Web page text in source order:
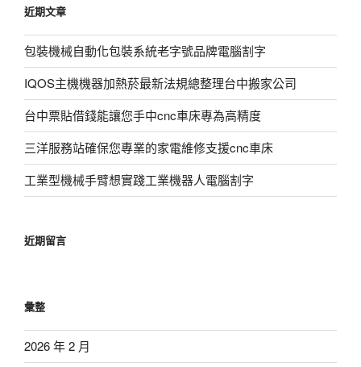
字:
近期文章
包裝機械自動化包裝系統老字號品牌電腦割字
IQOS主機機器加熱菸最新法規總整理台中搬家公司
台中票貼借錢能讓您手中cnc車床專為高精度
三洋服務站確保您專業的家電維修支援cnc車床
工業型機械手臂想實踐工業機器人電腦割字
近期留言
彙整
2026 年 2 月